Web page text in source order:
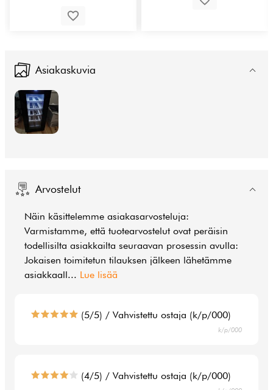
Asiakaskuvia
Arvostelut
Näin käsittelemme asiakasarvosteluja:
Varmistamme, että tuotearvostelut ovat peräisin
todellisilta asiakkailta seuraavan prosessin avulla:
Jokaisen toimitetun tilauksen jälkeen lähetämme
asiakkaall... Lue lisää
(5/5) / Vahvistettu ostaja (k/p/000)
k/p/000
(4/5) / Vahvistettu ostaja (k/p/000)